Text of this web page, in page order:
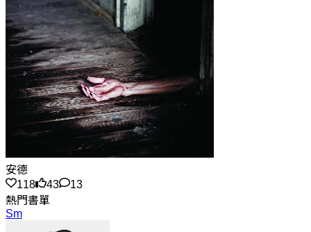
安德
118
43
13
熱門書單
Sm